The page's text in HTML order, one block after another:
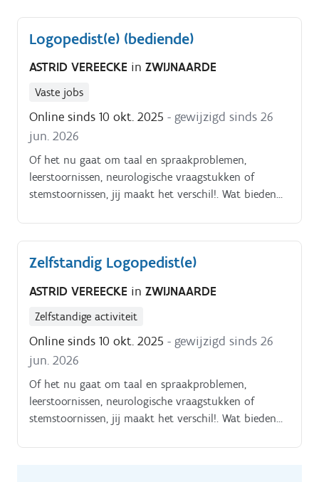
Logopedist(e) (bediende)
ASTRID VEREECKE in ZWIJNAARDE
Vaste jobs
Online sinds 10 okt. 2025 - gewijzigd sinds 26
jun. 2026
Of het nu gaat om taal en spraakproblemen,
leerstoornissen, neurologische vraagstukken of
stemstoornissen, jij maakt het verschil!. Wat bieden
Zelfstandig Logopedist(e)
ASTRID VEREECKE in ZWIJNAARDE
Zelfstandige activiteit
Online sinds 10 okt. 2025 - gewijzigd sinds 26
jun. 2026
Of het nu gaat om taal en spraakproblemen,
leerstoornissen, neurologische vraagstukken of
stemstoornissen, jij maakt het verschil!. Wat bieden